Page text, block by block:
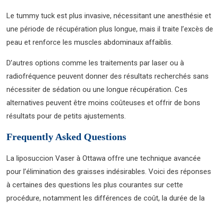
Le tummy tuck est plus invasive, nécessitant une anesthésie et
une période de récupération plus longue, mais il traite l’excès de
peau et renforce les muscles abdominaux affaiblis.
D’autres options comme les traitements par laser ou à
radiofréquence peuvent donner des résultats recherchés sans
nécessiter de sédation ou une longue récupération. Ces
alternatives peuvent être moins coûteuses et offrir de bons
résultats pour de petits ajustements.
Frequently Asked Questions
La liposuccion Vaser à Ottawa offre une technique avancée
pour l’élimination des graisses indésirables. Voici des réponses
à certaines des questions les plus courantes sur cette
procédure, notamment les différences de coût, la durée de la